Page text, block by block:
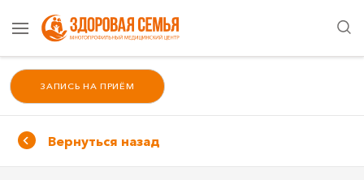
ЗАПИСЬ НА ПРИЁМ
Вернуться назад